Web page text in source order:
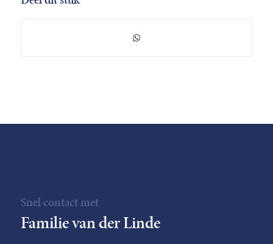
Snel contact met
Familie van der Linde